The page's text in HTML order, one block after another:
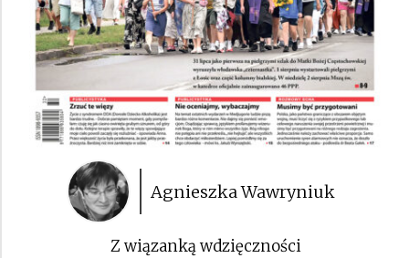
Agnieszka Wawryniuk
Z wiązanką wdzięczności